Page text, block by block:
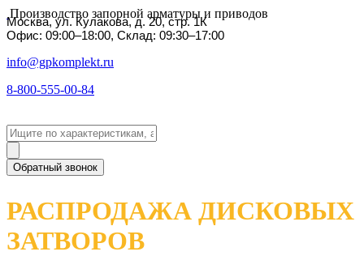
Производство запорной арматуры и приводов
Москва, ул. Кулакова, д. 20, стр. 1К
Офис: 09:00–18:00, Склад: 09:30–17:00
info@gpkomplekt.ru
8-800-555-00-84
Обратный звонок
РАСПРОДАЖА ДИСКОВЫХ
ЗАТВОРОВ